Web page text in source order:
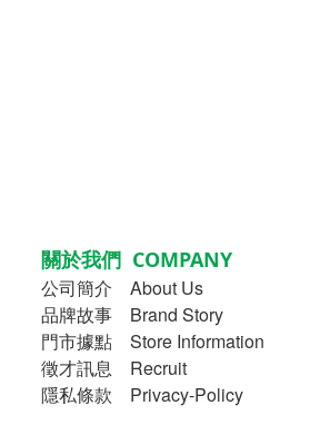
關於我們 COMPANY
公司簡介
About Us
品牌故事
Brand Story
門市據點 Store Information
徵才訊息 Recruit
隱私條款 Privacy-Policy